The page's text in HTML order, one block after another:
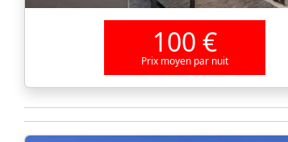
100 €
Prix moyen par nuit